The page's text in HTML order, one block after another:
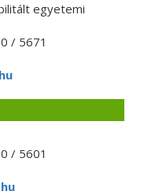
egyetemi
/ 5671
/ 5601